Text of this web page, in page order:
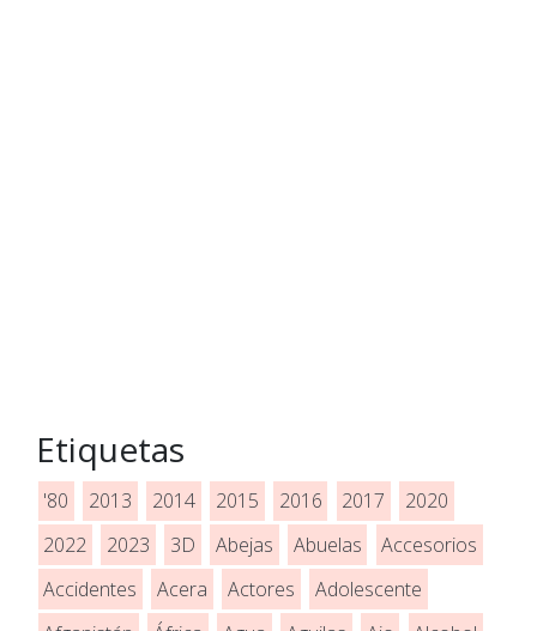
Etiquetas
'80 2013 2014 2015 2016 2017
2020
2022
2023 3D Abejas Abuelas
Accesorios
Accidentes
Acera Actores
Adolescente